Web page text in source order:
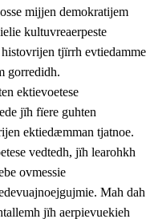
vuajnoe
mijjen demokratijem
kultuvreaerpeste
tjïrrh evtiedamme
gorredidh.
ektievoetese
jïh fïere guhten
ektiedæmman tjatnoe.
vedtedh, jïh learohkh
ovmessie
Mah dah
jïh aerpievuekieh